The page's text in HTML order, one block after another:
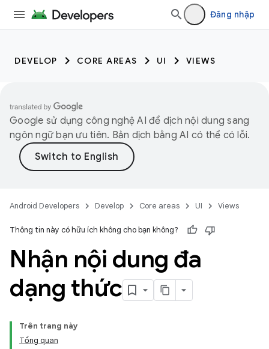
Đăng nhập
DEVELOP CORE AREAS UI VIEWS
Google sử dụng công nghệ AI để dịch nội dung sang
ngôn ngữ bạn ưu tiên. Bản dịch bằng AI có thể có lỗi.
Android Developers Develop Core areas UI Views
Thông tin này có hữu ích không cho bạn không?
Nhận nội dung đa
dạng thức
Trên trang này
Tổng quan